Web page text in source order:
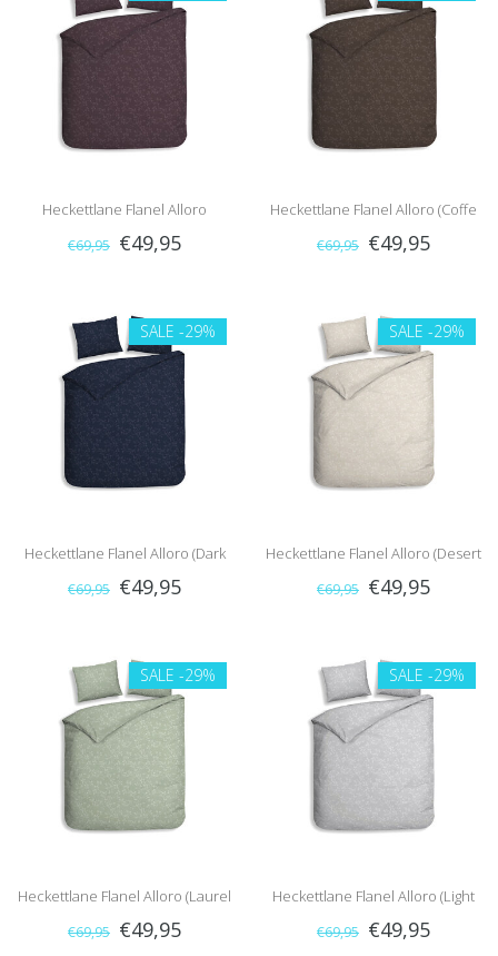
Heckettlane Flanel Alloro
€69,95 €49,95
Heckettlane Flanel Alloro (Coffe
€69,95 €49,95
SALE -29%
Heckettlane Flanel Alloro (Dark
€69,95 €49,95
SALE -29%
Heckettlane Flanel Alloro (Desert
€69,95 €49,95
SALE -29%
Heckettlane Flanel Alloro (Laurel
€69,95 €49,95
SALE -29%
Heckettlane Flanel Alloro (Light
€69,95 €49,95